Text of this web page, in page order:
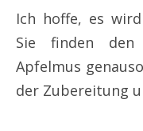
Ich hoffe, es
Sie finden den
Apfelmus
der Zubereitung